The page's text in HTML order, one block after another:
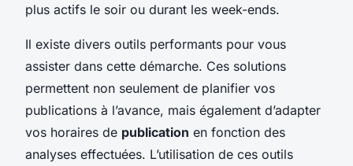
plus actifs le soir ou durant les week-ends.
Il existe divers outils performants pour vous
assister dans cette démarche. Ces solutions
permettent non seulement de planifier vos
publications à l’avance, mais également d’adapter
vos horaires de publication en fonction des
analyses effectuées. L’utilisation de ces outils